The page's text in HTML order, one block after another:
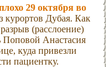
29 октября во
курортов Дубая. Как
(расслоение)
Анастасия
куда привезли
пациентку.